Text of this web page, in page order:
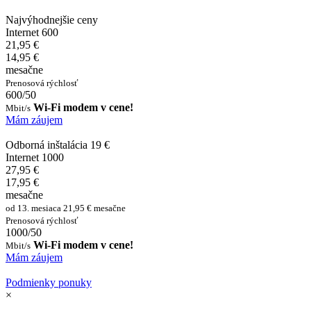
Najvýhodnejšie ceny
Internet 600
21,95 €
14,95 €
mesačne
Prenosová rýchlosť
600/50
Mbit/s Wi-Fi modem v cene!
Mám záujem
Odborná inštalácia 19 €
Internet 1000
27,95 €
17,95 €
mesačne
od 13. mesiaca 21,95 € mesačne
Prenosová rýchlosť
1000/50
Mbit/s Wi-Fi modem v cene!
Mám záujem
Podmienky ponuky
×